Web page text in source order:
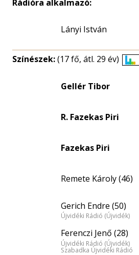
Rádióra alkalmazó:
Lányi István
Színészek:(17 fő, átl. 29 év)
Gellér Tibor
R. Fazekas Piri
Fazekas Piri
Remete Károly (46)
Gerich Endre (50)
Újvidéki Rádió (Újvidék)
Ferenczi Jenő (28)
Újvidéki Rádió (Újvidék)
Szabadka Újvidéki Rádió